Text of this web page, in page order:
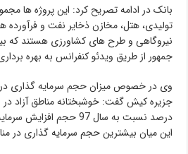
بانک در ادامه تصریح کرد: این پروژه ها
تولیدی، هتل، مخازن ذخایر نفت و فرآورده
نیروگاهی و طرح های کشاورزی هستند که
جمهور از طریق ویدئو کنفرانس به بهره
وی در خصوص میزان حجم سرمایه گذاری در
درصد نسبت به سال 97 حجم
این میان بیشترین حجم سرمایه گذاری در